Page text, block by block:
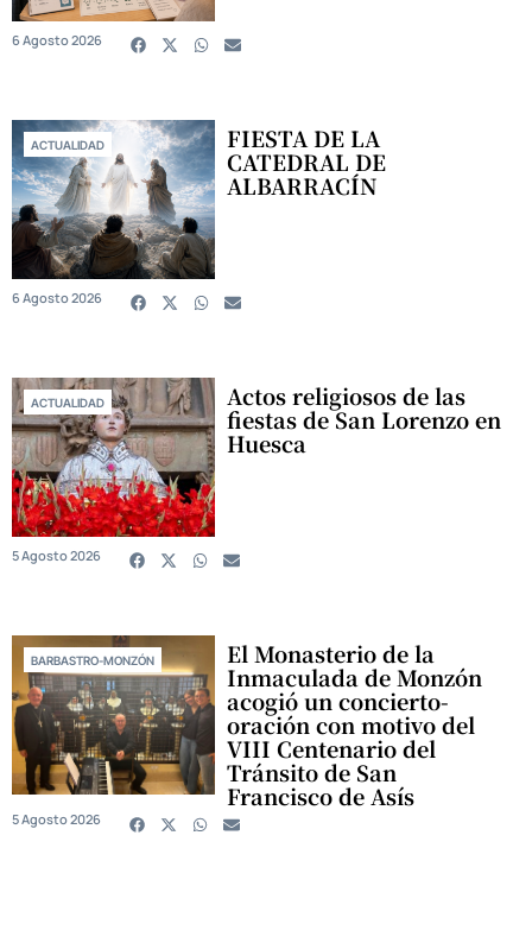
6 Agosto 2026
ACTUALIDAD FIESTA DE LA
CATEDRAL DE
ALBARRACÍN
6 Agosto 2026
ACTUALIDAD Actos religiosos de las
fiestas de San Lorenzo en
Huesca
5 Agosto 2026
BARBASTRO-MONZÓN El Monasterio de la
Inmaculada de Monzón
acogió un concierto-
oración con motivo del
VIII Centenario del
Tránsito de San
Francisco de Asís
5 Agosto 2026